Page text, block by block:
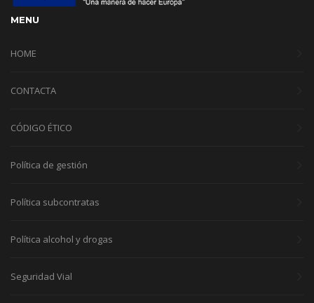
MENU
HOME
CONTACTA
CÓDIGO ÉTICO
Política de gestión
Política subcontratas
Política alcohol y drogas
Seguridad Vial